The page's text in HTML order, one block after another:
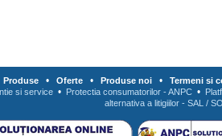
Produse • Oferte • Produse noi • Termeni si
si service • Protectia consumatorilor - ANPC •
alternativa a litigiilor - SAL /